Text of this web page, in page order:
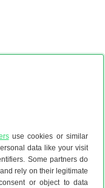
use cookies or similar
data like your visit
Some partners do
rely on their legitimate
or object to data
instellingen-menu;